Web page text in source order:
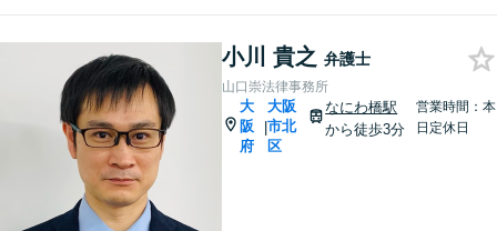
小川 貴之 弁護士
山口崇法律事務所
大
阪
府
|
大阪
市北
区
なにわ橋駅
から徒歩3分
営業時間：本
日定休日